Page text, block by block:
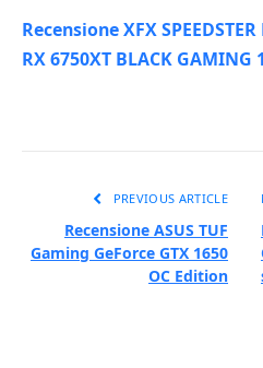
Recensione XFX
RX 6750XT BLACK GAMING
PREVIOUS ARTICLE
Recensione ASUS TUF
Gaming GeForce GTX 1650
OC Edition